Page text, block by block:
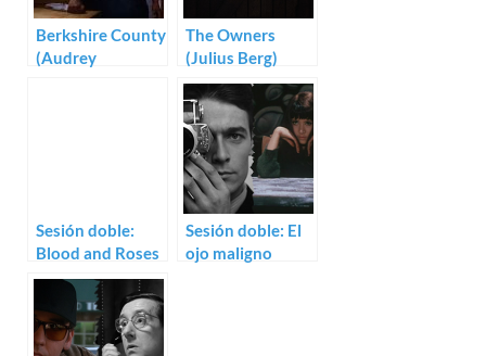
Berkshire County
(Audrey
The Owners
(Julius Berg)
Sesión doble:
Blood and Roses
(1960) / Lemora:
A Child’s Tale of
the Supernatural
(1973)
Sesión doble: El
ojo maligno